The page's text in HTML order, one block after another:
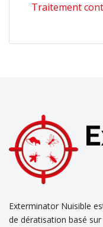
Traitement
Exterminator Nuisible
de dératisation basé